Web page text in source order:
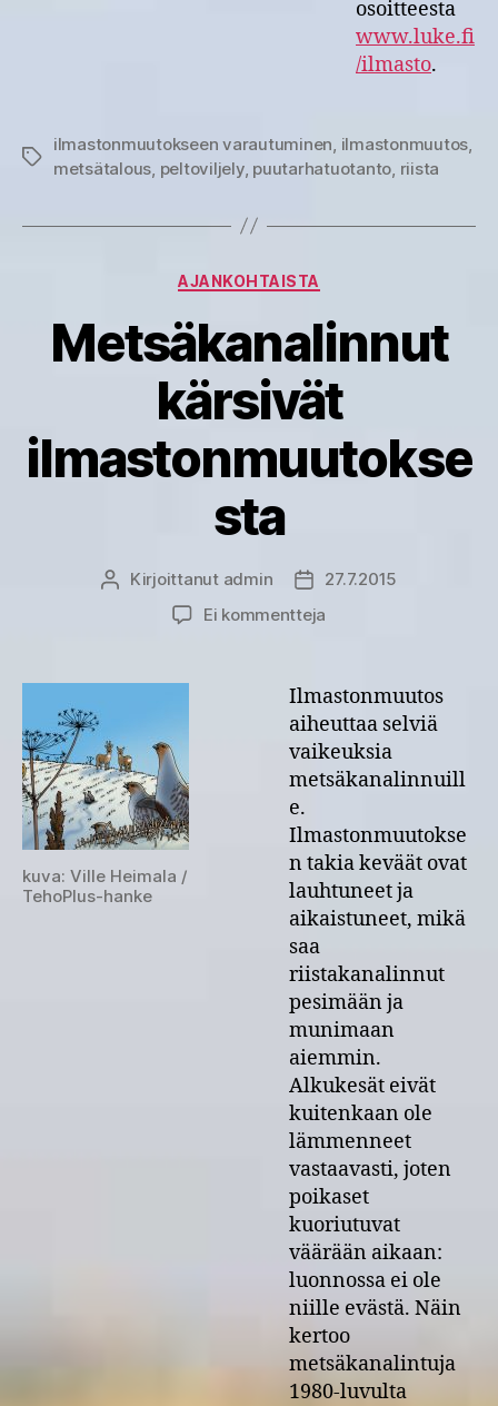
osoitteesta
www.luke.fi
/ilmasto.
Avainsanat
ilmastonmuutokseen varautuminen ilmastonmuutos
metsätalous peltoviljely, puutarhatuotanto riista
Kategoriat
AJANKOHTAISTA
Metsäkanalinnut
kärsivät
ilmastonmuutokse
sta
Kirjoittaja
Kirjoittanut admin Julkaisupäivämäärä
27.7.2015
Ei kommentteja
ilmastonmuutoksesta
kuva: Ville Heimala /
TehoPlus-hanke
Ilmastonmuutos
aiheuttaa selviä
vaikeuksia
metsäkanalinnuill
e.
Ilmastonmuutokse
n takia keväät ovat
lauhtuneet ja
aikaistuneet, mikä
saa
riistakanalinnut
pesimään ja
munimaan
aiemmin.
Alkukesät eivät
kuitenkaan ole
lämmenneet
vastaavasti, joten
poikaset
kuoriutuvat
väärään aikaan:
luonnossa ei ole
niille evästä. Näin
kertoo
metsäkanalintuja
1980-luvulta